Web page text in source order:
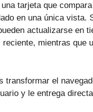
tarjeta que
en una única vista.
actualizarse en
mientras que
transformar el
y le entrega